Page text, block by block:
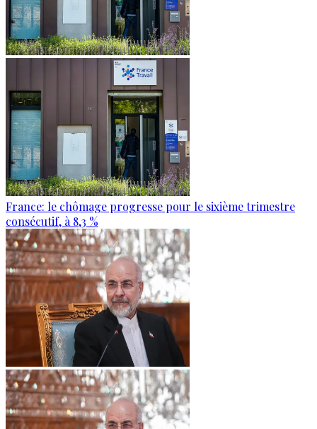
France: le chômage progresse pour le sixième trimestre
consécutif, à 8,3 %